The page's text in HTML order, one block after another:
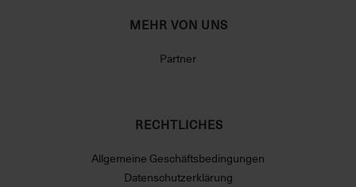
MEHR VON UNS
Partner
RECHTLICHES
Allgemeine Geschäftsbedingungen
Datenschutzerklärung